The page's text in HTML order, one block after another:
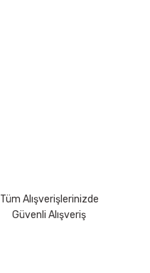
Tüm Alışverişlerinizde
Güvenli Alışveriş